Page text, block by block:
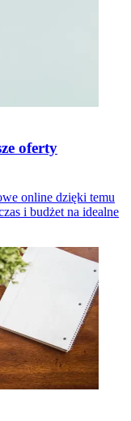
oferty
online dzięki temu
i budżet na idealne